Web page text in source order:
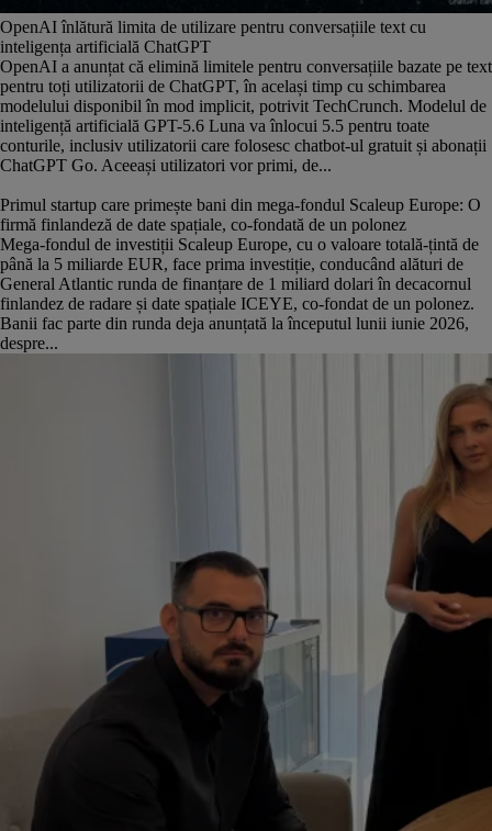
OpenAI înlătură limita de utilizare pentru conversațiile text cu
inteligența artificială ChatGPT
OpenAI a anunțat că elimină limitele pentru conversațiile bazate pe text
pentru toți utilizatorii de ChatGPT, în același timp cu schimbarea
modelului disponibil în mod implicit, potrivit TechCrunch. Modelul de
inteligență artificială GPT-5.6 Luna va înlocui 5.5 pentru toate
conturile, inclusiv utilizatorii care folosesc chatbot-ul gratuit și abonații
ChatGPT Go. Aceeași utilizatori vor primi, de...
Primul startup care primește bani din mega-fondul Scaleup Europe: O
firmă finlandeză de date spațiale, co-fondată de un polonez
Mega-fondul de investiții Scaleup Europe, cu o valoare totală-țintă de
până la 5 miliarde EUR, face prima investiție, conducând alături de
General Atlantic runda de finanțare de 1 miliard dolari în decacornul
finlandez de radare și date spațiale ICEYE, co-fondat de un polonez.
Banii fac parte din runda deja anunțată la începutul lunii iunie 2026,
despre...